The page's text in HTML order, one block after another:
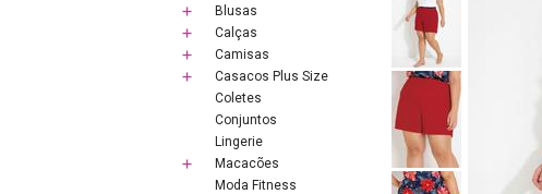
Blusas
Calças
Camisas
Casacos Plus Size
Coletes
Conjuntos
Lingerie
Macacões
Moda Fitness